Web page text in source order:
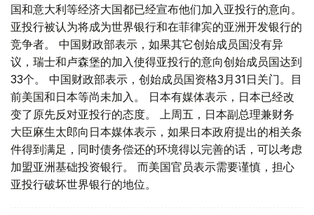
国和意大利等经济大国都已经宣布他们加入亚投行的意向。
亚投行被认为将成为世界银行和在菲律宾的亚洲开发银行的
竞争者。 中国财政部表示，如果其它创始成员国没有异
议，瑞士和卢森堡的加入使得亚投行的意向创始成员国达到
33个。 中国财政部表示，创始成员国资格3月31日关门。目
前美国和日本等尚未加入。 日本有媒体表示，日本已经改
变了原先反对亚投行的态度。 上周五，日本副总理兼财务
大臣麻生太郎向日本媒体表示，如果日本政府提出的相关条
件得到满足，同时债务偿还的环境得以完善的话，可以考虑
加盟亚洲基础投资银行。 而美国官员表示需要谨慎，担心
亚投行破坏世界银行的地位。